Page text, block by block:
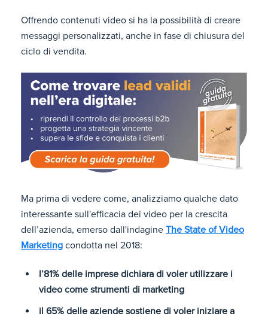
Offrendo contenuti video si ha la possibilità di creare
messaggi personalizzati, anche in fase di chiusura del
ciclo di vendita.
Ma prima di vedere come, analizziamo qualche dato
interessante sull'efficacia dei video per la crescita
dell’azienda, emerso dall'indagine The State of Video
Marketing condotta nel 2018:
l’81% delle imprese dichiara di voler utilizzare i
video come strumenti di marketing
il 65% delle aziende sostiene di voler iniziare a